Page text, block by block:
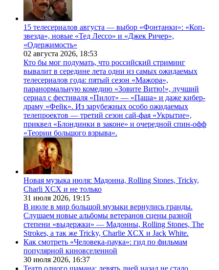
15 телесериалов августа — выбор «Фонтанки»: «Коп-
звезда», новые «Тед Лессо» и «Джек Ричер»,
«Одержимость»
02 августа 2026, 18:53
Кто бы мог подумать, что российский стриминг
вывалит в середине лета одни из самых ожидаемых
телесериалов года: пятый сезон «Мажора»,
паранормальную комедию «Зовите Витю!», лучший
сериал с фестиваля «Пилот» — «Паша» и даже кибер-
драму «Фейк». Из зарубежных особо ожидаемых
телепроектов — третий сезон сай-фая «Укрытие»,
приквел «Блондинки в законе» и очередной спин-офф
«Теории большого взрыва».
Новая музыка июля: Мадонна, Rolling Stones, Tricky,
Charli XCX и не только
31 июля 2026, 19:15
В июле в мир большой музыки вернулись гранды.
Слушаем новые альбомы ветеранов сцены разной
степени «выдержки» — Мадонны, Rolling Stones, The
Strokes, а так же Tricky, Charlie XCX и Jack White.
Как смотреть «Человека-паука»: гид по фильмам
популярной киновселенной
30 июля 2026, 16:37